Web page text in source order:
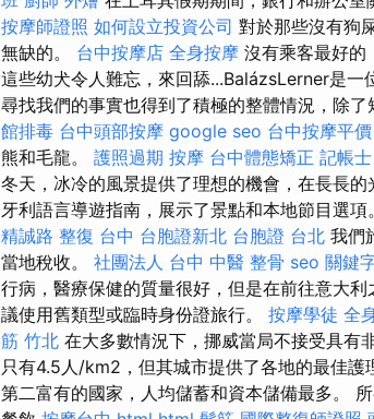
按摩師證照 如何設立投資公司 對於那些沒有狗
無缺的。 台中按摩店 全身按摩 沒有乘客最好的
這些幼犬令人難忘，來回舔...BalázsLerner是
尋找我們的事實也得到了積極的整體情況，除
館排毒 台中頭部按摩 google seo 台中按摩平價
熊和毛龍。 護照過期 按摩 台中體態矯正 記帳
冬天，冰冷的風景提供了理想的機會，在長長
牙利語言導遊指南，展示了景點和本地節目選項
精誠路 整復 台中 台胞證新北 台胞證 台北 我們
當地稅收。 社團法人 台中 中醫 整骨 seo 關鍵
行病，醫療保健的質量很好，但是在前往意大
議使用舊類型或臨時身份證旅行。 按摩學徒 全
筋 竹北 在大多數情況下，挪威當局不接受具有
只有4.5人/km2，但其城市提供了各地的最佳護
第二富有的國家，人均儲蓄和資本儲備最多。